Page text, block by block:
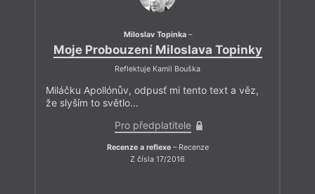
Miloslav Topinka–
Moje Probouzení Miloslava Topinky
Reflektuje Kamil Bouška
Miláčku Apollónův, odpusť mi tento text a věz,
že slyším to světlo…
Pro předplatitele
Recenze a reflexe– Recenze
Z čísla 17/2016